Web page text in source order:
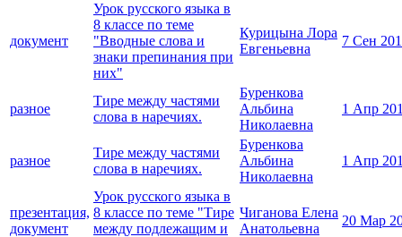
документ
Урок русского языка в
8 классе по теме
"Вводные слова и
знаки препинания при
них"
Курицына Лора
Евгеньевна
7 Сен
разное
Тире между частями
слова в наречиях.
Буренкова
Альбина
Николаевна
1 Апр
разное
Тире между частями
слова в наречиях.
Буренкова
Альбина
Николаевна
1 Апр
презентация,
документ
Урок русского языка в
8 классе по теме "Тире
между подлежащим и
Чиганова Елена
Анатольевна
20 Мар